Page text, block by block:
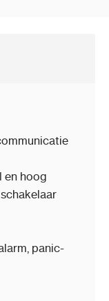
en hoog
panic-